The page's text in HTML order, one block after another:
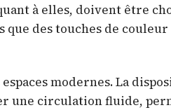
à elles, doivent être
des touches de
modernes. La
circulation fluide,